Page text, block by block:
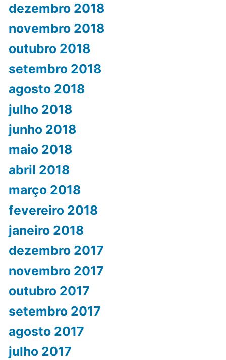
dezembro 2018
novembro 2018
outubro 2018
setembro 2018
agosto 2018
julho 2018
junho 2018
maio 2018
abril 2018
março 2018
fevereiro 2018
janeiro 2018
dezembro 2017
novembro 2017
outubro 2017
setembro 2017
agosto 2017
julho 2017